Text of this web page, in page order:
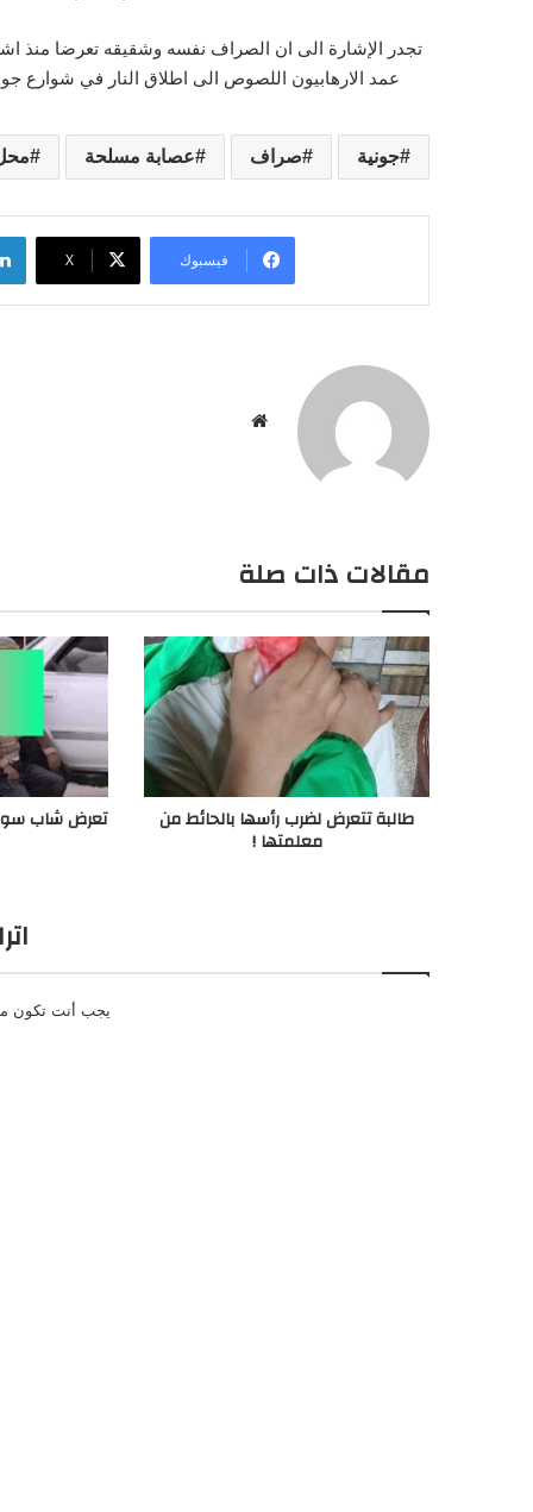
تجدر الإشارة الى ان الصراف نفسه وشقيقه تعرضا منذ
عمد الارهابيون اللصوص الى اطلاق النار في شوارع
جونية صراف عصابة مسلحة
فيسبوك ‫X
مقالات ذات صلة
طالبة تتعرض لضرب رأسها بالحائط من
معلمتها !
تعرض شاب
يجب أنت تكون